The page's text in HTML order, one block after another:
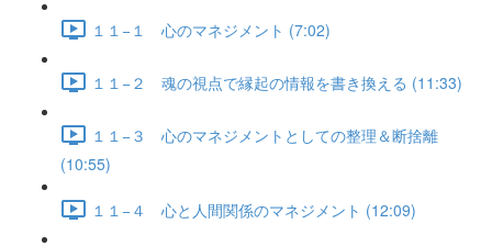
１１−１ 心のマネジメント (7:02)
１１−２ 魂の視点で縁起の情報を書き換える (11:33)
１１−３ 心のマネジメントとしての整理＆断捨離
(10:55)
１１−４ 心と人間関係のマネジメント (12:09)